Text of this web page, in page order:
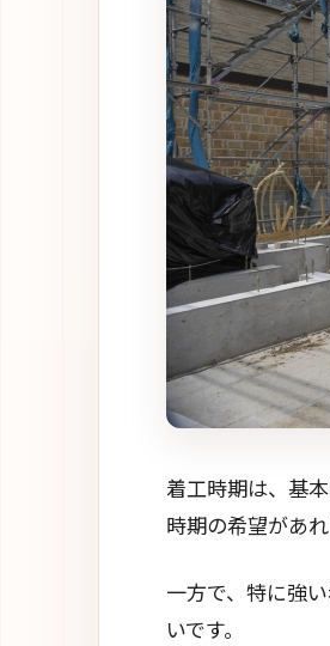
着工時期は、基
時期の希望があ
一方で、特に強
いです。